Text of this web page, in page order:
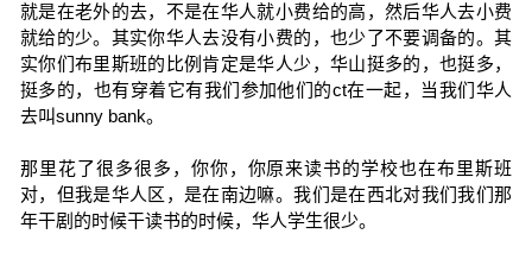
就是在老外的去，不是在华人就小费给的高，然后华人去小费
就给的少。其实你华人去没有小费的，也少了不要调备的。其
实你们布里斯班的比例肯定是华人少，华山挺多的，也挺多，
挺多的，也有穿着它有我们参加他们的ct在一起，当我们华人
去叫sunny bank。
那里花了很多很多，你你，你原来读书的学校也在布里斯班
对，但我是华人区，是在南边嘛。我们是在西北对我们我们那
年干剧的时候干读书的时候，华人学生很少。